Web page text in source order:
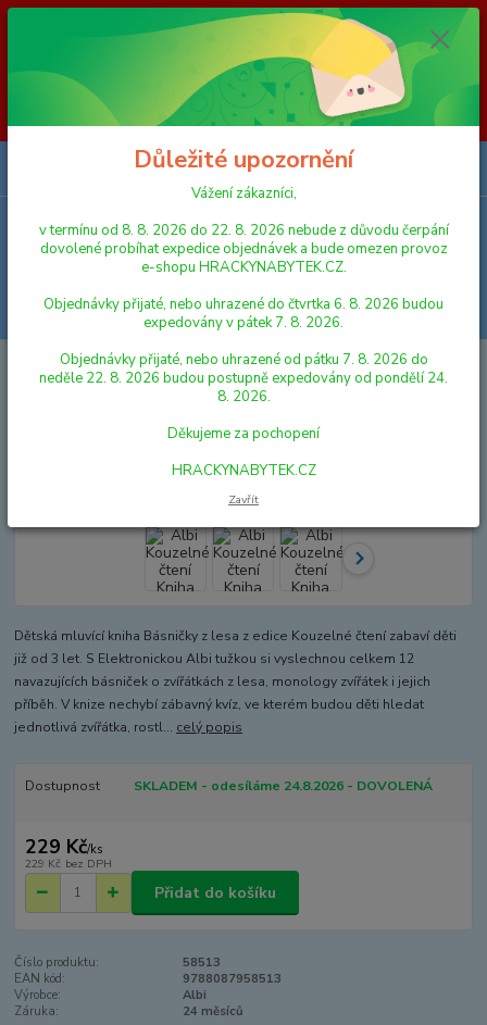
Vážení zákazníci, v termínu od 8. 8. 2026 do 23. 8. 2026 nebude z
důvodu čerpání dovolené probíhat expedice objednávek a bude omezen
provoz e-shopu HRACKYNABYTEK.CZ. Objednávky přijaté, nebo
uhrazené do čtvrtka 6. 8. 2026 budou expedovány v pátek 7. 8. 2026.
Objednávky přijaté, nebo uhrazené od pátku 7. 8. 2026 do neděle 23. 8.
2026 budou postupně expedovány od pondělí 24. 8. 2026. Děkujeme za
pochopení HRACKYNABYTEK.CZ
Menu
Hledat
ALBI KOUZELNÉ ČTENÍ Albi Kouzelné čtení Kniha Básničky z lesa
Albi Kouzelné čtení Kniha
Básničky z lesa
Dětská mluvící kniha Básničky z lesa z edice Kouzelné čtení zabaví děti
již od 3 let. S Elektronickou Albi tužkou si vyslechnou celkem 12
navazujících básniček o zvířátkách z lesa, monology zvířátek i jejich
příběh. V knize nechybí zábavný kvíz, ve kterém budou děti hledat
jednotlivá zvířátka, rostl... celý popis
Dostupnost SKLADEM - odesíláme 24.8.2026 - DOVOLENÁ
229 Kč/ks
229 Kč bez DPH
Přidat do košíku
Číslo produktu:
58513
EAN kód:
9788087958513
Výrobce:
Albi
Záruka:
24 měsíců
Důležité upozornění
Vážení zákazníci,
v termínu od 8. 8. 2026 do 22. 8. 2026 nebude z důvodu čerpání
dovolené probíhat expedice objednávek a bude omezen provoz
e-shopu HRACKYNABYTEK.CZ.
Objednávky přijaté, nebo uhrazené do čtvrtka 6. 8. 2026 budou
expedovány v pátek 7. 8. 2026.
Objednávky přijaté, nebo uhrazené od pátku 7. 8. 2026 do
neděle 22. 8. 2026 budou postupně expedovány od pondělí 24.
8. 2026.
Děkujeme za pochopení
HRACKYNABYTEK.CZ
Zavřít